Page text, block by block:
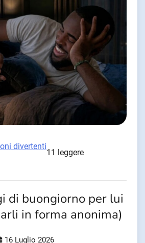
divertenti
11 leggere
di buongiorno per lui
in forma anonima)
16 Luglio 2026